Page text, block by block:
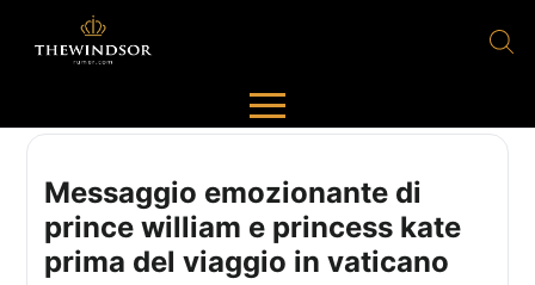
Messaggio emozionante di
prince william e princess kate
prima del viaggio in vaticano